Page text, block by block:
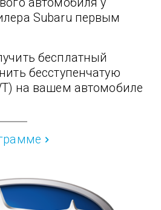
Subaru первым
бесплатный
бесступенчатую
на вашем автомобиле